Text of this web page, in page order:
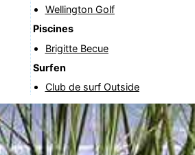
Wellington Golf
Piscines
Brigitte Becue
Surfen
Club de surf Outside